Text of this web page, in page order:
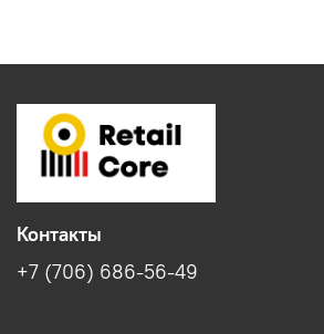
Контакты
+7 (706) 686-56-49